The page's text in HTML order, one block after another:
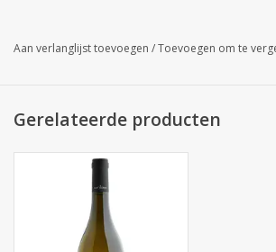
Mooie lengte en finesse.
Aan verlanglijst toevoegen /Toevoegen om te
Gerelateerde producten